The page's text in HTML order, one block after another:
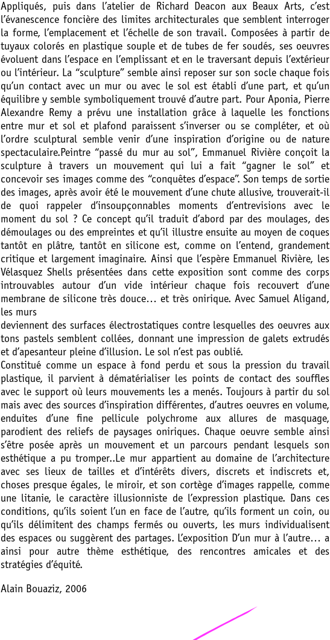
Appliqués, puis dans l’atelier de Richard Deacon aux Beaux Arts, c’est
l’évanescence foncière des limites architecturales que semblent interroger
la forme, l’emplacement et l’échelle de son travail. Composées à partir de
tuyaux colorés en plastique souple et de tubes de fer soudés, ses oeuvres
évoluent dans l’espace en l’emplissant et en le traversant depuis l’extérieur
ou l’intérieur. La “sculpture” semble ainsi reposer sur son socle chaque fois
qu’un contact avec un mur ou avec le sol est établi d’une part, et qu’un
équilibre y semble symboliquement trouvé d’autre part. Pour Aponia, Pierre
Alexandre Remy a prévu une installation grâce à laquelle les fonctions
entre mur et sol et plafond paraissent s’inverser ou se compléter, et où
l’ordre sculptural semble venir d’une inspiration d’origine ou de nature
spectaculaire.Peintre “passé du mur au sol”, Emmanuel Rivière conçoit la
sculpture à travers un mouvement qui lui a fait “gagner le sol” et
concevoir ses images comme des “conquêtes d’espace”. Son temps de sortie
des images, après avoir été le mouvement d’une chute allusive, trouverait-il
de quoi rappeler d’insoupçonnables moments d’entrevisions avec le
moment du sol ? Ce concept qu’il traduit d’abord par des moulages, des
démoulages ou des empreintes et qu’il illustre ensuite au moyen de coques
tantôt en plâtre, tantôt en silicone est, comme on l’entend, grandement
critique et largement imaginaire. Ainsi que l’espère Emmanuel Rivière, les
Vélasquez Shells présentées dans cette exposition sont comme des corps
introuvables autour d’un vide intérieur chaque fois recouvert d’une
membrane de silicone très douce… et très onirique. Avec Samuel Aligand,
les murs
deviennent des surfaces électrostatiques contre lesquelles des oeuvres aux
tons pastels semblent collées, donnant une impression de galets extrudés
et d’apesanteur pleine d’illusion. Le sol n’est pas oublié.
Constitué comme un espace à fond perdu et sous la pression du travail
plastique, il parvient à dématérialiser les points de contact des souffles
avec le support où leurs mouvements les a menés. Toujours à partir du sol
mais avec des sources d’inspiration différentes, d’autres oeuvres en volume,
enduites d’une fine pellicule polychrome aux allures de masquage,
parodient des reliefs de paysages oniriques. Chaque oeuvre semble ainsi
s’être posée après un mouvement et un parcours pendant lesquels son
esthétique a pu tromper..Le mur appartient au domaine de l’architecture
avec ses lieux de tailles et d’intérêts divers, discrets et indiscrets et,
choses presque égales, le miroir, et son cortège d’images rappelle, comme
une litanie, le caractère illusionniste de l’expression plastique. Dans ces
conditions, qu’ils soient l’un en face de l’autre, qu’ils forment un coin, ou
qu’ils délimitent des champs fermés ou ouverts, les murs individualisent
des espaces ou suggèrent des partages. L’exposition D’un mur à l’autre… a
ainsi pour autre thème esthétique, des rencontres amicales et des
stratégies d’équité.
Alain Bouaziz, 2006